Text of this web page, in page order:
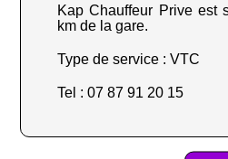
Kap Chauffeur Prive est
km de la gare.
Type de service : VTC
Tel : 07 87 91 20 15